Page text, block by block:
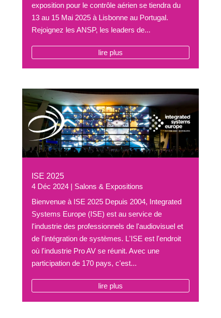
exposition pour le contrôle aérien se tiendra du
13 au 15 Mai 2025 à Lisbonne au Portugal.
Rejoignez les ANSP, les leaders de...
lire plus
ISE 2025
4 Déc 2024| Salons & Expositions
Bienvenue à ISE 2025 Depuis 2004, Integrated
Systems Europe (ISE) est au service de
l'industrie des professionnels de l'audiovisuel et
de l'intégration de systèmes. L'ISE est l'endroit
où l'industrie Pro AV se réunit. Avec une
participation de 170 pays, c'est...
lire plus